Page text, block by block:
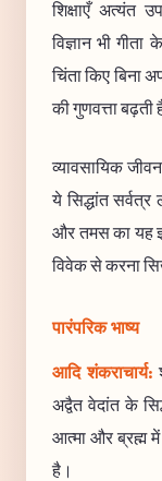
शिक्षाएँ अत्यंत
विज्ञान भी
चिंता किए बिना
की गुणवत्ता बढ़ती
व्यावसायिक
ये सिद्धांत
और तमस का यह
विवेक से करना
पारंपरिक भाष्य
आदि शंकराचार्य:
अद्वैत वेदांत के
आत्मा और ब्रह्म में
है।